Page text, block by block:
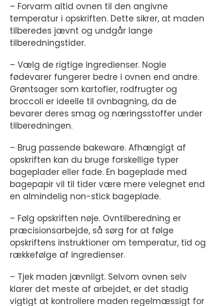
– Forvarm altid ovnen til den angivne
temperatur i opskriften. Dette sikrer, at maden
tilberedes jævnt og undgår lange
tilberedningstider.
– Vælg de rigtige ingredienser. Nogle
fødevarer fungerer bedre i ovnen end andre.
Grøntsager som kartofler, rodfrugter og
broccoli er ideelle til ovnbagning, da de
bevarer deres smag og næringsstoffer under
tilberedningen.
– Brug passende bakeware. Afhængigt af
opskriften kan du bruge forskellige typer
bageplader eller fade. En bageplade med
bagepapir vil til tider være mere velegnet end
en almindelig non-stick bageplade.
– Følg opskriften nøje. Ovntilberedning er
præcisionsarbejde, så sørg for at følge
opskriftens instruktioner om temperatur, tid og
rækkefølge af ingredienser.
– Tjek maden jævnligt. Selvom ovnen selv
klarer det meste af arbejdet, er det stadig
vigtigt at kontrollere maden regelmæssigt for